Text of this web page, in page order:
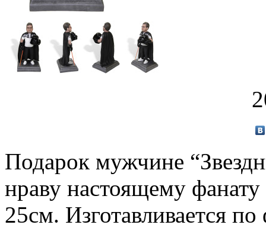
Подарок мужчине
нраву настоящему
25см. Изготавливается